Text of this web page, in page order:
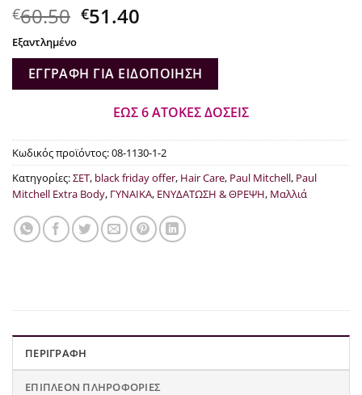
€60.50 Original
was:
€60.50.
€51.40
τιμή
είναι:
€51.40.
Εξαντλημένο
ΕΓΓΡΑΦΉ ΓΙΑ ΕΙΔΟΠΟΊΗΣΗ
ΕΩΣ 6 ΑΤΟΚΕΣ ΔΟΣΕΙΣ
Κωδικός προϊόντος:08-1130-1-2
Κατηγορίες:ΣΕΤ, black friday offer, Hair Care, Paul Mitchell, Paul
Mitchell Extra Body, ΓΥΝΑΙΚΑ, ΕΝΥΔΑΤΩΣΗ & ΘΡΕΨΗ, Μαλλιά
ΠΕΡΙΓΡΑΦΉ
ΕΠΙΠΛΈΟΝ ΠΛΗΡΟΦΟΡΊΕΣ